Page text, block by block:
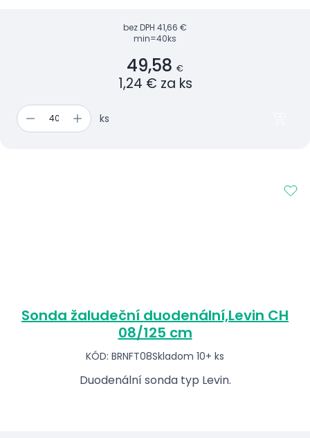
bez DPH 41,66 €
min=40ks
49,58 €
1,24 € za ks
ks
Sonda žaludeční duodenální,Levin CH
08/125 cm
KÓD: BRNFT08Skladom 10+ ks
Duodenální sonda typ Levin.